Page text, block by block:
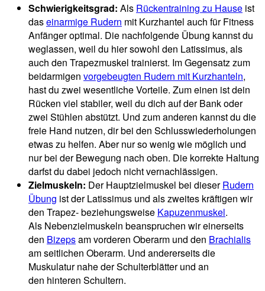
Schwierigkeitsgrad: Als Rückentraining zu Hause ist
daseinarmige Rudern mit Kurzhantel auch für Fitness
Anfänger optimal. Die nachfolgende Übung kannst du
weglassen, weil du hier sowohl den Latissimus, als
auch den Trapezmuskel trainierst. Im Gegensatz zum
beidarmigen vorgebeugten Rudern mit Kurzhanteln,
hast du zwei wesentliche Vorteile. Zum einen ist dein
Rücken viel stabiler, weil du dich auf der Bank oder
zwei Stühlen abstützt. Und zum anderen kannst du die
freie Hand nutzen, dir bei den Schlusswiederholungen
etwas zu helfen. Aber nur so wenig wie möglich und
nur bei der Bewegung nach oben. Die korrekte Haltung
darfst du dabei jedoch nicht vernachlässigen.
Zielmuskeln: Der Hauptzielmuskel bei dieserRudern
Übung ist der Latissimus und als zweites kräftigen wir
den Trapez- beziehungsweise Kapuzenmuskel.
Als Nebenzielmuskeln beanspruchen wir einerseits
den Bizepsam vorderen Oberarm und den Brachialis
am seitlichen Oberarm. Und andererseits die
Muskulatur nahe der Schulterblätter und an
den hinteren Schultern.